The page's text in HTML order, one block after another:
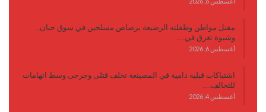
مقتل مواطن وطفلته الرضيعة برصاص مسلحين في سوق حبان..
وشبوة تغرق في…
أغسطس 6, 2026
اشتباكات قبلية دامية في المصينعة تخلف قتلى وجرحى وسط اتهامات
للتحالف…
أغسطس 4, 2026